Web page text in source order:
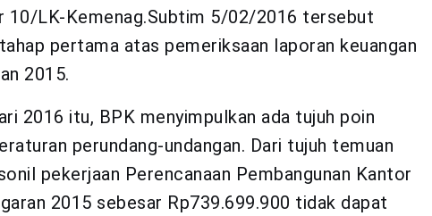
10/LK-Kemenag.Subtim 5/02/2016 tersebut
pertama atas pemeriksaan laporan keuangan
2015.
2016 itu, BPK menyimpulkan ada tujuh poin
perundang-undangan. Dari tujuh temuan
pekerjaan Perencanaan Pembangunan Kantor
2015 sebesar Rp739.699.900 tidak dapat